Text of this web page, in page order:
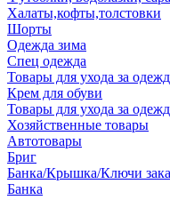
Халаты,кофты,толстовки
Шорты
Одежда зима
Спец одежда
Товары для ухода за
Крем для обуви
Товары для ухода за
Хозяйственные товары
Автотовары
Бриг
Банка/Крышка/Ключи
Банка